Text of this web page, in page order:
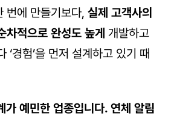
번에 만들기보다, 실제 고객사의
차적으로 완성도 높게 개발하고
‘경험’을 먼저 설계하고 있기 때
예민한 업종입니다. 연체 알림